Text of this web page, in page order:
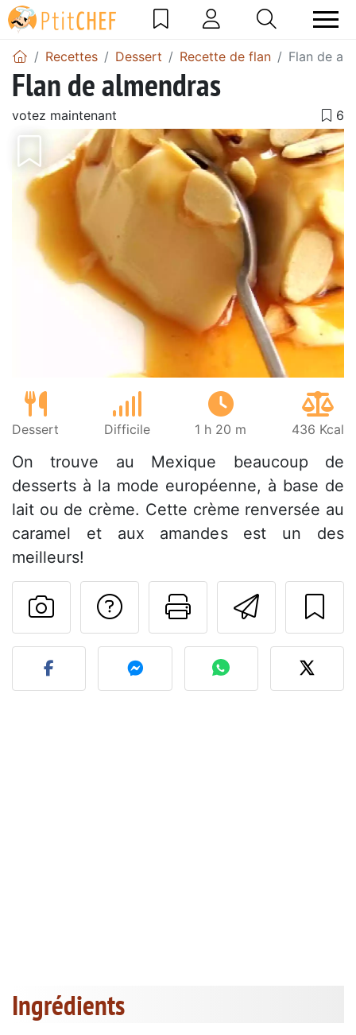
Recettes Dessert Recette de flan Flan de
Flan de almendras
votez maintenant
Dessert Difficile 1 h 20 m 436 Kcal
On trouve au Mexique beaucoup de
desserts à la mode européenne, à base de
lait ou de crème. Cette crème renversée au
caramel et aux amandes est un des
meilleurs!
Imprimer
Poser une
Publier votre photo de
Ingrédients